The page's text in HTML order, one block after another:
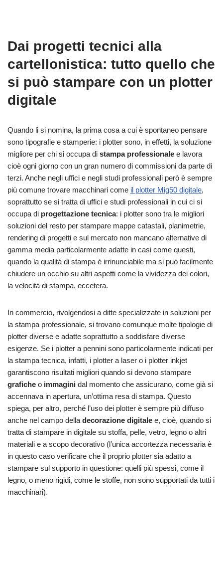
Dai progetti tecnici alla
cartellonistica: tutto quello che
si può stampare con un plotter
digitale
Quando li si nomina, la prima cosa a cui è spontaneo pensare
sono tipografie e stamperie: i plotter sono, in effetti, la soluzione
migliore per chi si occupa di stampa professionale e lavora
cioè ogni giorno con un gran numero di commissioni da parte di
terzi. Anche negli uffici e negli studi professionali però è sempre
più comune trovare macchinari come il plotter Mig50 digitale,
soprattutto se si tratta di uffici e studi professionali in cui ci si
occupa di progettazione tecnica: i plotter sono tra le migliori
soluzioni del resto per stampare mappe catastali, planimetrie,
rendering di progetti e sul mercato non mancano alternative di
gamma media particolarmente adatte in casi come questi,
quando la qualità di stampa è irrinunciabile ma si può facilmente
chiudere un occhio su altri aspetti come la vividezza dei colori,
la velocità di stampa, eccetera.
In commercio, rivolgendosi a ditte specializzate in soluzioni per
la stampa professionale, si trovano comunque molte tipologie di
plotter diverse e adatte soprattutto a soddisfare diverse
esigenze. Se i plotter a pennini sono particolarmente indicati per
la stampa tecnica, infatti, i plotter a laser o i plotter inkjet
garantiscono risultati migliori quando si devono stampare
grafiche o immagini dal momento che assicurano, come già si
accennava in apertura, un’ottima resa di stampa. Questo
spiega, per altro, perché l’uso dei plotter è sempre più diffuso
anche nel campo della decorazione digitale e, cioè, quando si
tratta di stampare in digitale su stoffa, pelle, vetro, legno o altri
materiali e a scopo decorativo (l’unica accortezza necessaria è
in questo caso verificare che il proprio plotter sia adatto a
stampare sul supporto in questione: quelli più spessi, come il
legno, o meno rigidi, come le stoffe, non sono supportati da tutti i
macchinari).